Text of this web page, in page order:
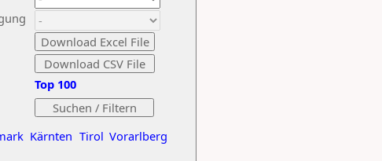
Kärnten Tirol Vorarlberg
Top 100